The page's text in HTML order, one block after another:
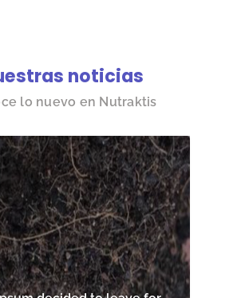
noticias
lo nuevo en Nutraktis